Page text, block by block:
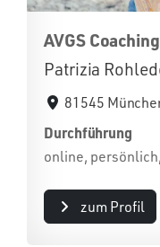
AVGS
Patrizia
81545
Durchführung
online,
zum Profil